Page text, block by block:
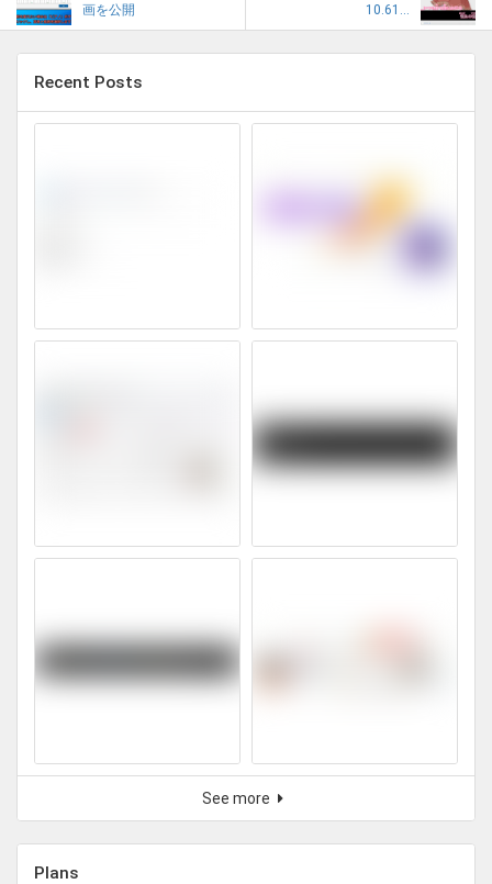
画を公開
10.61...
Recent Posts
See more
Plans